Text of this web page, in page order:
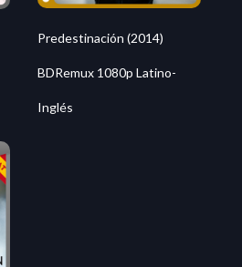
Predestinación (2014)
BDRemux 1080p Latino-
Inglés